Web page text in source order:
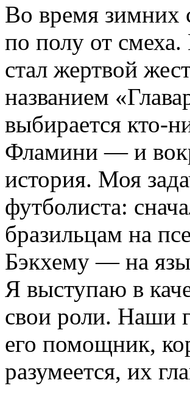
Во время зимних
по полу от
стал жертвой
названием
выбирается кто-
Фламини — и
история. Моя
футболиста:
бразильцам на
Бэкхему — на
Я выступаю в
свои роли. Наши
его помощник,
разумеется, их